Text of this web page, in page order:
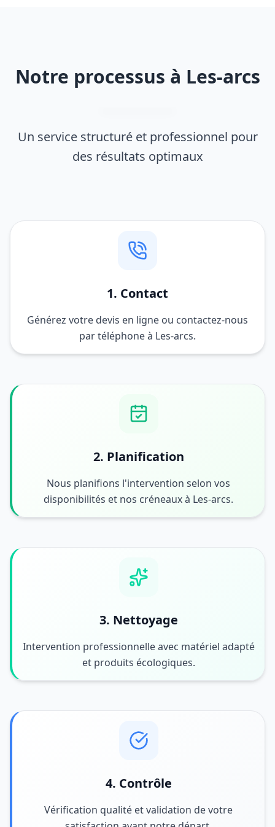
Notre processus à Les-arcs
Un service structuré et professionnel pour
des résultats optimaux
1. Contact
Générez votre devis en ligne ou contactez-nous
par téléphone à Les-arcs.
2. Planification
Nous planifions l'intervention selon vos
disponibilités et nos créneaux à Les-arcs.
3. Nettoyage
Intervention professionnelle avec matériel adapté
et produits écologiques.
4. Contrôle
Vérification qualité et validation de votre